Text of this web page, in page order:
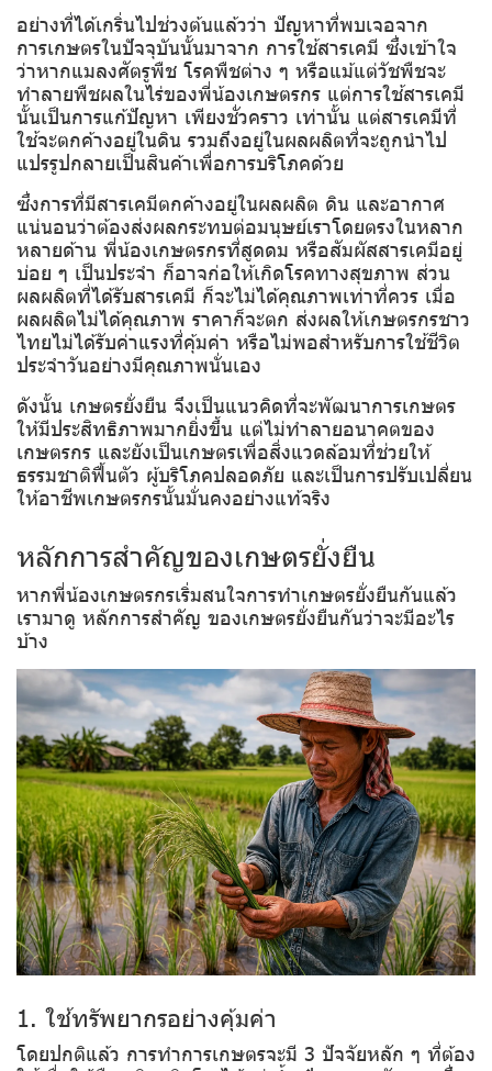
อย่างที่ได้เกริ่นไปช่วงต้นแล้วว่า ปัญหาที่พบเจอจาก
การเกษตรในปัจจุบันนั้นมาจาก การใช้สารเคมี ซึ่งเข้าใจ
ว่าหากแมลงศัตรูพืช โรคพืชต่าง ๆ หรือแม้แต่วัชพืชจะ
ทำลายพืชผลในไร่ของพี่น้องเกษตรกร แต่การใช้สารเคมี
นั้นเป็นการแก้ปัญหา เพียงชั่วคราว เท่านั้น แต่สารเคมีที่
ใช้จะตกค้างอยู่ในดิน รวมถึงอยู่ในผลผลิตที่จะถูกนำไป
แปรรูปกลายเป็นสินค้าเพื่อการบริโภคด้วย
ซึ่งการที่มีสารเคมีตกค้างอยู่ในผลผลิต ดิน และอากาศ
แน่นอนว่าต้องส่งผลกระทบต่อมนุษย์เราโดยตรงในหลาก
หลายด้าน พี่น้องเกษตรกรที่สูดดม หรือสัมผัสสารเคมีอยู่
บ่อย ๆ เป็นประจำ ก็อาจก่อให้เกิดโรคทางสุขภาพ ส่วน
ผลผลิตที่ได้รับสารเคมี ก็จะไม่ได้คุณภาพเท่าที่ควร เมื่อ
ผลผลิตไม่ได้คุณภาพ ราคาก็จะตก ส่งผลให้เกษตรกรชาว
ไทยไม่ได้รับค่าแรงที่คุ้มค่า หรือไม่พอสำหรับการใช้ชีวิต
ประจำวันอย่างมีคุณภาพนั่นเอง
ดังนั้น เกษตรยั่งยืน จึงเป็นแนวคิดที่จะพัฒนาการเกษตร
ให้มีประสิทธิภาพมากยิ่งขึ้น แต่ไม่ทำลายอนาคตของ
เกษตรกร และยังเป็นเกษตรเพื่อสิ่งแวดล้อมที่ช่วยให้
ธรรมชาติฟื้นตัว ผู้บริโภคปลอดภัย และเป็นการปรับเปลี่ยน
ให้อาชีพเกษตรกรนั้นมั่นคงอย่างแท้จริง
หลักการสำคัญของเกษตรยั่งยืน
หากพี่น้องเกษตรกรเริ่มสนใจการทำเกษตรยั่งยืนกันแล้ว
เรามาดู หลักการสำคัญ ของเกษตรยั่งยืนกันว่าจะมีอะไร
บ้าง
1. ใช้ทรัพยากรอย่างคุ้มค่า
โดยปกติแล้ว การทำการเกษตรจะมี 3 ปัจจัยหลัก ๆ ที่ต้อง